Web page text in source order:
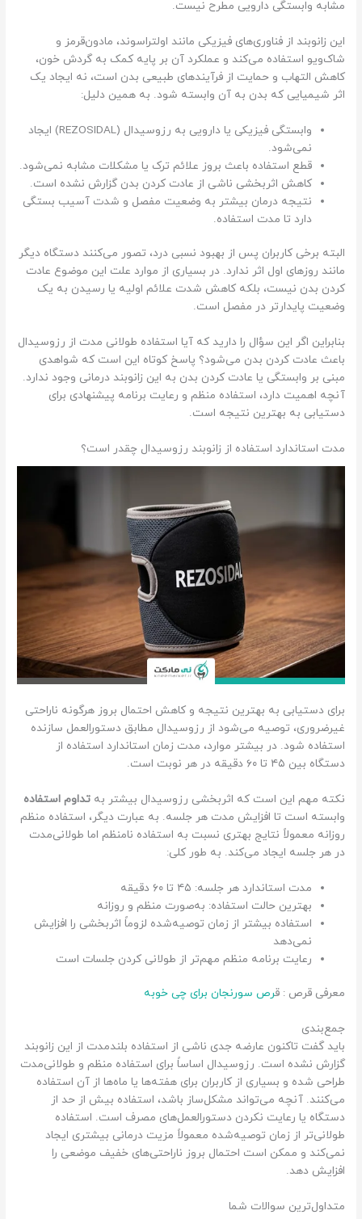
مشابه وابستگی دارویی مطرح نیست.
این زانوبند از فناوری‌های فیزیکی مانند اولتراسوند، مادون‌قرمز و
شاک‌ویو استفاده می‌کند و عملکرد آن بر پایه کمک به گردش خون،
کاهش التهاب و حمایت از فرآیندهای طبیعی بدن است، نه ایجاد یک
اثر شیمیایی که بدن به آن وابسته شود. به همین دلیل:
وابستگی فیزیکی یا دارویی به رزوسیدال (REZOSIDAL) ایجاد
نمی‌شود.
قطع استفاده باعث بروز علائم ترک یا مشکلات مشابه نمی‌شود.
کاهش اثربخشی ناشی از عادت کردن بدن گزارش نشده است.
نتیجه درمان بیشتر به وضعیت مفصل و شدت آسیب بستگی
دارد تا مدت استفاده.
البته برخی کاربران پس از بهبود نسبی درد، تصور می‌کنند دستگاه دیگر
مانند روزهای اول اثر ندارد. در بسیاری از موارد علت این موضوع عادت
کردن بدن نیست، بلکه کاهش شدت علائم اولیه یا رسیدن به یک
وضعیت پایدارتر در مفصل است.
بنابراین اگر این سؤال را دارید که آیا استفاده طولانی مدت از رزوسیدال
باعث عادت کردن بدن می‌شود؟ پاسخ کوتاه این است که شواهدی
مبنی بر وابستگی یا عادت کردن بدن به این زانوبند درمانی وجود ندارد.
آنچه اهمیت دارد، استفاده منظم و رعایت برنامه پیشنهادی برای
دستیابی به بهترین نتیجه است.
مدت استاندارد استفاده از زانوبند رزوسیدال چقدر است؟
برای دستیابی به بهترین نتیجه و کاهش احتمال بروز هرگونه ناراحتی
غیرضروری، توصیه می‌شود از رزوسیدال مطابق دستورالعمل سازنده
استفاده شود. در بیشتر موارد، مدت زمان استاندارد استفاده از
دستگاه بین ۴۵ تا ۶۰ دقیقه در هر نوبت است.
نکته مهم این است که اثربخشی رزوسیدال بیشتر بهتداوم استفاده
وابسته است تا افزایش مدت هر جلسه. به عبارت دیگر، استفاده منظم
روزانه معمولاً نتایج بهتری نسبت به استفاده نامنظم اما طولانی‌مدت
در هر جلسه ایجاد می‌کند. به طور کلی:
مدت استاندارد هر جلسه: ۴۵ تا ۶۰ دقیقه
بهترین حالت استفاده: به‌صورت منظم و روزانه
استفاده بیشتر از زمان توصیه‌شده لزوماً اثربخشی را افزایش
نمی‌دهد
رعایت برنامه منظم مهم‌تر از طولانی کردن جلسات است
معرفی قرص : قرص سورنجان برای چی خوبه
جمع‌بندی
باید گفت تاکنون عارضه جدی ناشی از استفاده بلندمدت از این زانوبند
گزارش نشده است. رزوسیدال اساساً برای استفاده منظم و طولانی‌مدت
طراحی شده و بسیاری از کاربران برای هفته‌ها یا ماه‌ها از آن استفاده
می‌کنند. آنچه می‌تواند مشکل‌ساز باشد، استفاده بیش از حد از
دستگاه یا رعایت نکردن دستورالعمل‌های مصرف است. استفاده
طولانی‌تر از زمان توصیه‌شده معمولاً مزیت درمانی بیشتری ایجاد
نمی‌کند و ممکن است احتمال بروز ناراحتی‌های خفیف موضعی را
افزایش دهد.
متداول‌ترین سوالات شما